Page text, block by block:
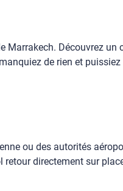
Découvrez
de rien et
ou des autorités
directement sur